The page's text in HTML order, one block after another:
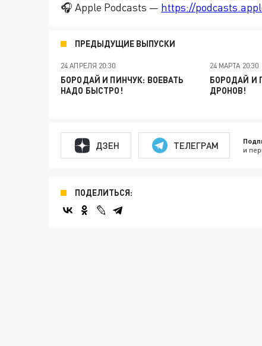
🎧 Apple Podcasts — https://
ПРЕДЫДУЩИЕ ВЫПУСКИ
24 АПРЕЛЯ 20:30
БОРОДАЙ И ПИНЧУК: ВОЕВАТЬ
НАДО БЫСТРО!
24 МАРТА 20:30
БОРОДАЙ И
ДРОНОВ!
ДЗЕН ТЕЛЕГРАМ и
ПОДЕЛИТЬСЯ: